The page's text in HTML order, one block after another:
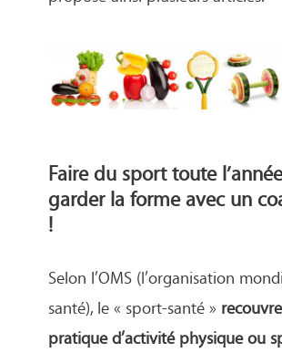
Faire du sport toute
garder la forme avec un
!
Selon l’OMS (l’organisation
santé), le « sport-santé »
pratique d’activité physique ou